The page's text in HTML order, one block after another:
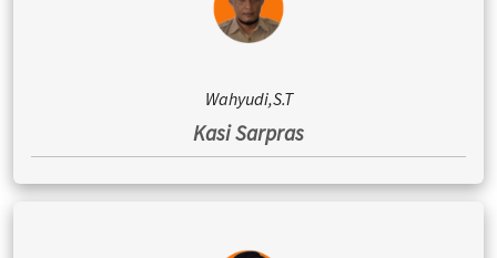
Wahyudi,S.T
Kasi Sarpras